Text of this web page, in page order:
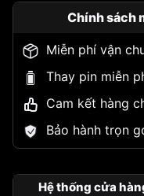
Chính sách
Miễn phí vận
Thay pin miễn
Cam kết hàng
Bảo hành trọn
Hệ thống cửa